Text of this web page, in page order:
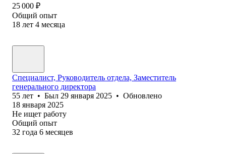
25 000 ₽
Общий опыт
18 лет 4 месяца
Специалист, Руководитель отдела, Заместитель
генерального директора
55 лет • Был 29 января 2025 • Обновлено
18 января 2025
Не ищет работу
Общий опыт
32 года 6 месяцев